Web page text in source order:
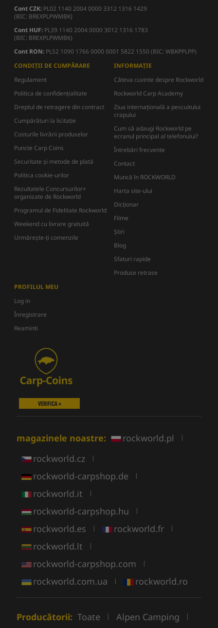
Cont CZK: PL02 1140 2004 0000 3312 1316 1429
(BIC: BREXPLPWMBK)
Cont HUF: PL39 1140 2004 0000 3012 1316 1783
(BIC: BREXPLPWMBK)
Cont RON: PL52 1090 1766 0000 0001 5822 1550 (BIC: WBKPPLPP)
CONDIȚII DE CUMPĂRARE
Regulament
Politica de confidențialitate
Dreptul de retragere din contract
Cumpărături la licitație
Costurile livrării produselor
Puncte Carp Coins
Securitate și metode de plată
Politica cookie-urilor
Rezultatele Concursurilor+
organizate de Rockworld
Programul de Fidelitate Rockworld
Weekend cu livrare gratuită
Urmărește-ți comenzile
INFORMAȚIE
Câteva cuvinte despre Rockworld
Rockworld Carp Academy
Ziua internațională a pescuitului
crapului
Cum să adaugi Rockworld pe
ecranul principal al telefonului?
Întrebări frecvente
Contact
Muncă în ROCKWORLD
Harta site-ului
Dicţionar
Filme
Știri
Blog
Sfaturi rapide
Produse retrase
PROFILUL MEU
Log in
Înregistrare
Reaminti
VERIFICA »
magazinele noastre: rockworld.pl |
rockworld.cz |
rockworld-carpshop.de |
rockworld.it |
rockworld-carpshop.hu |
rockworld.es | rockworld.fr |
rockworld.lt |
rockworld-carpshop.com |
rockworld.com.ua | rockworld.ro
Producătorii: Toate | Alpen Camping |